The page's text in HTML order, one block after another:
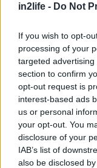
in2life - Do Not
If you wish to opt-
processing of your
targeted
section to confirm
opt-out request is
interest-based ads
us or personal
your opt-out. You
disclosure of your
IAB’s list of
also be disclosed
για...